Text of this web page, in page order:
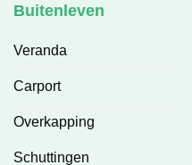
Buitenleven
Veranda
Carport
Overkapping
Schuttingen